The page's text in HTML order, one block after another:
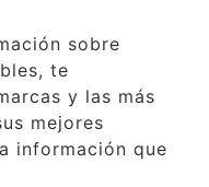
sobre
te
y las más
mejores
información que